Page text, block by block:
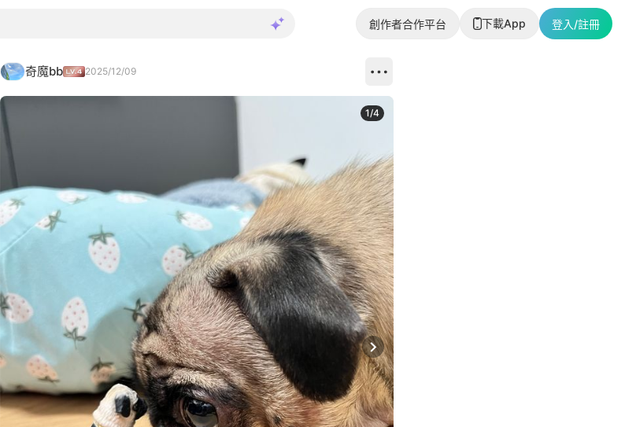
創作者合作平台 下載App 登入/註冊
奇魔bb 2025/12/09
Next slide
1/4